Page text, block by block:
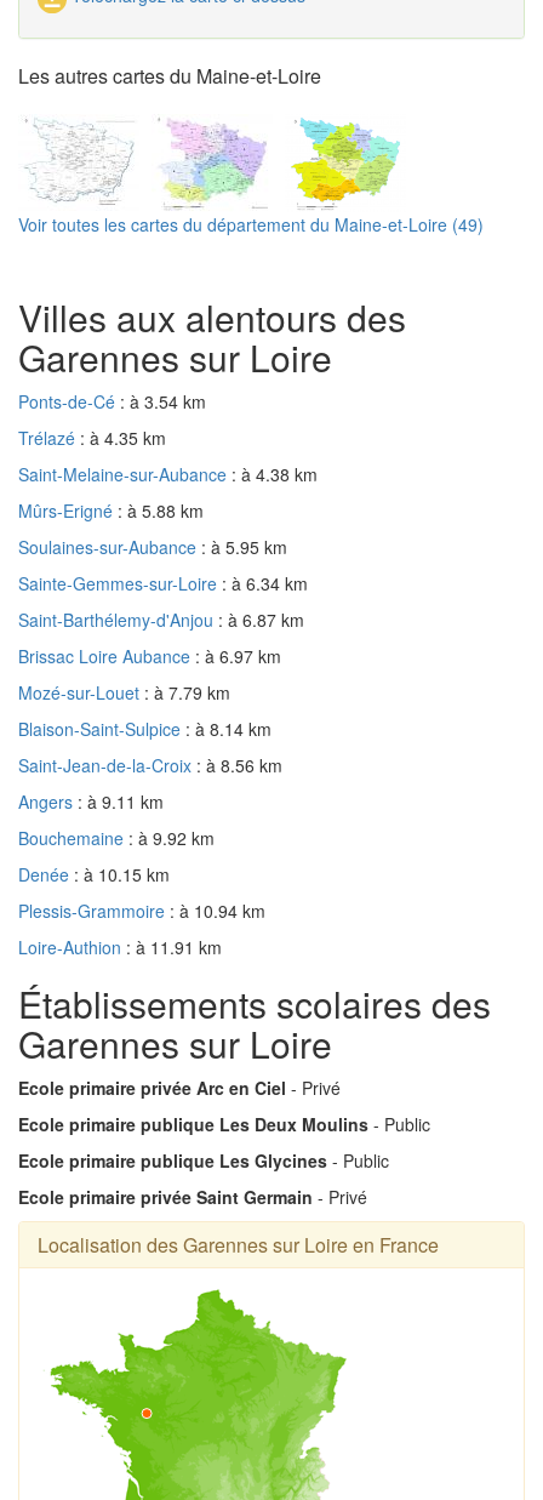
Les autres cartes du Maine-et-Loire
Voir toutes les cartes du département du Maine-et-Loire (49)
Villes aux alentours des
Garennes sur Loire
Ponts-de-Cé : à 3.54 km
Trélazé : à 4.35 km
Saint-Melaine-sur-Aubance : à 4.38 km
Mûrs-Erigné : à 5.88 km
Soulaines-sur-Aubance : à 5.95 km
Sainte-Gemmes-sur-Loire : à 6.34 km
Saint-Barthélemy-d'Anjou : à 6.87 km
Brissac Loire Aubance : à 6.97 km
Mozé-sur-Louet : à 7.79 km
Blaison-Saint-Sulpice : à 8.14 km
Saint-Jean-de-la-Croix : à 8.56 km
Angers : à 9.11 km
Bouchemaine : à 9.92 km
Denée : à 10.15 km
Plessis-Grammoire : à 10.94 km
Loire-Authion : à 11.91 km
Établissements scolaires des
Garennes sur Loire
Ecole primaire privée Arc en Ciel - Privé
Ecole primaire publique Les Deux Moulins - Public
Ecole primaire publique Les Glycines - Public
Ecole primaire privée Saint Germain - Privé
Localisation des Garennes sur Loire en France